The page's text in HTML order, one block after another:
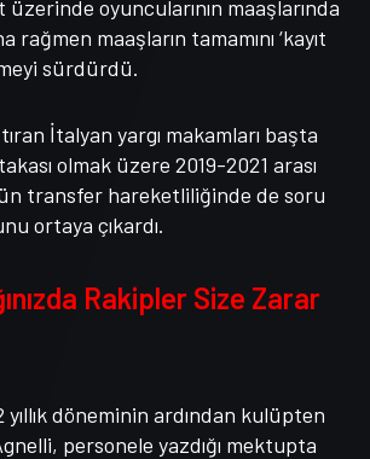
üzerinde oyuncularının maaşlarında
rağmen maaşların tamamını ‘kayıt
sürdürdü.
İtalyan yargı makamları başta
olmak üzere 2019-2021 arası
transfer hareketliliğinde de soru
ortaya çıkardı.
Rakipler Size Zarar
döneminin ardından kulüpten
personele yazdığı mektupta